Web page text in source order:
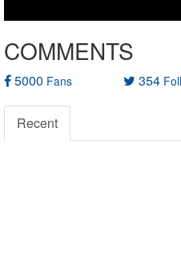
COMMENTS
5000 Fans 354
Recent